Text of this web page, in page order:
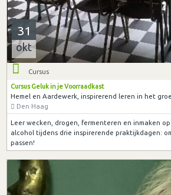
31
okt
Cursus
Cursus Geluk in je Voorraadkast
Hemel en Aardewerk, inspirerend leren in het
Den Haag
Leer wecken, drogen, fermenteren en inmaken
alcohol tijdens drie inspirerende praktijkdagen:
passen!